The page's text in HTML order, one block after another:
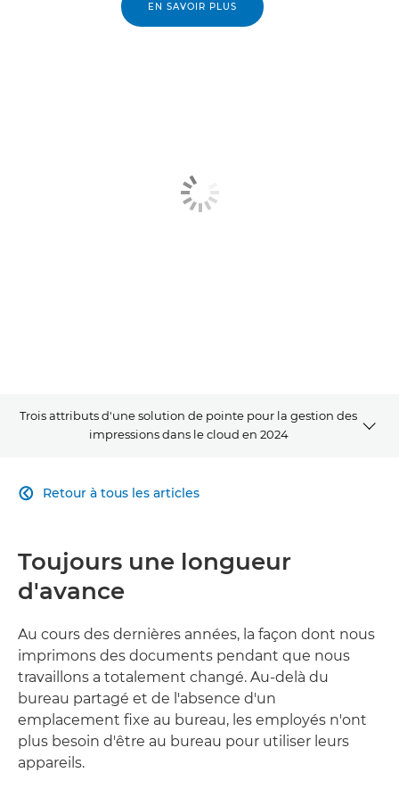
EN SAVOIR PLUS
Trois attributs d'une solution de pointe pour la gestion des
impressions dans le cloud en 2024
CONTACTEZ-NOUS
Retour à tous les articles

Toujours une longueur
d'avance
Au cours des dernières années, la façon dont nous
imprimons des documents pendant que nous
travaillons a totalement changé. Au-delà du
bureau partagé et de l'absence d'un
emplacement fixe au bureau, les employés n'ont
plus besoin d'être au bureau pour utiliser leurs
appareils.